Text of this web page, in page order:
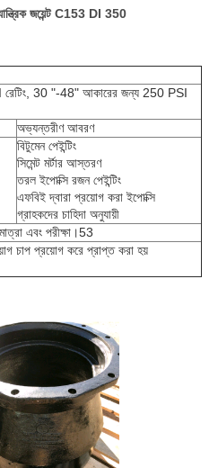
যান্ত্রিক জয়েন্ট C153 DI 350
30 "-48" আকারের জন্য 250 PSI
অভ্যন্তরীণ আবরণ
বিটুমেন পেইন্টিং
সিমেন্ট মর্টার আস্তরণ
তরল ইপোক্সি রজন পেইন্টিং
এফবিই দ্বারা প্রয়োগ করা ইপোক্সি
গ্রাহকদের চাহিদা অনুযায়ী
এবং পরীক্ষা।53
চাপ প্রয়োগ করে প্রাপ্ত করা হয়